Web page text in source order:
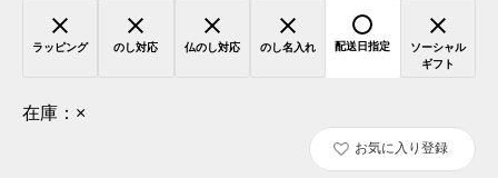
ラッピング のし対応 仏のし対応 のし名入れ 配送日指定
ソーシャル
ギフト
在庫： ×
お気に入り登録